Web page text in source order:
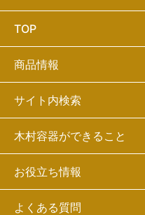
TOP
商品情報
サイト内検索
木村容器ができること
お役立ち情報
よくある質問